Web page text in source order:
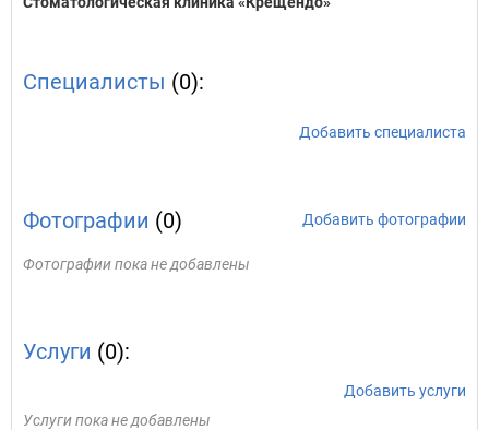
Специалисты (0):
Добавить специалиста
Фотографии (0) Добавить фотографии
Фотографии пока не добавлены
Услуги (0):
Добавить услуги
Услуги пока не добавлены